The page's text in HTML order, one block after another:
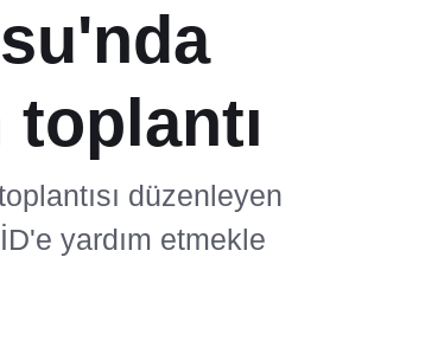
düzenleyen
yardım etmekle